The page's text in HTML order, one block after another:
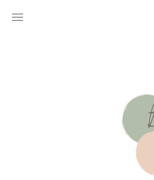
RESSOURCES NUTRITION